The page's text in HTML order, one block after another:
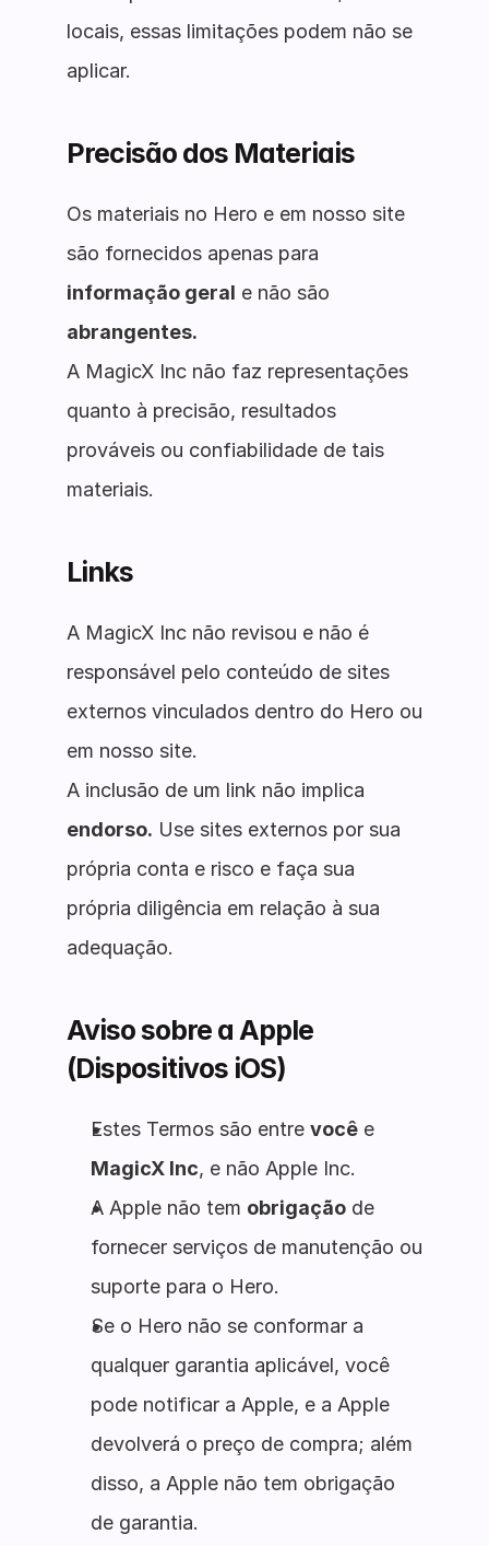
locais, essas limitações podem não se
aplicar.
Precisão dos Materiais
Os materiais no Hero e em nosso site
são fornecidos apenas para
informação geral e não são
abrangentes.
A MagicX Inc não faz representações
quanto à precisão, resultados
prováveis ou confiabilidade de tais
materiais.
Links
A MagicX Inc não revisou e não é
responsável pelo conteúdo de sites
externos vinculados dentro do Hero ou
em nosso site.
A inclusão de um link não implica
endorso. Use sites externos por sua
própria conta e risco e faça sua
própria diligência em relação à sua
adequação.
Aviso sobre a Apple
(Dispositivos iOS)
Estes Termos são entre vocêe
MagicX Inc, e não Apple Inc.
A Apple não tem obrigaçãode
fornecer serviços de manutenção ou
suporte para o Hero.
Se o Hero não se conformar a
qualquer garantia aplicável, você
pode notificar a Apple, e a Apple
devolverá o preço de compra; além
disso, a Apple não tem obrigação
de garantia.